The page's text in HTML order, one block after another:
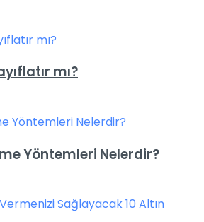
mı?
Yöntemleri Nelerdir?